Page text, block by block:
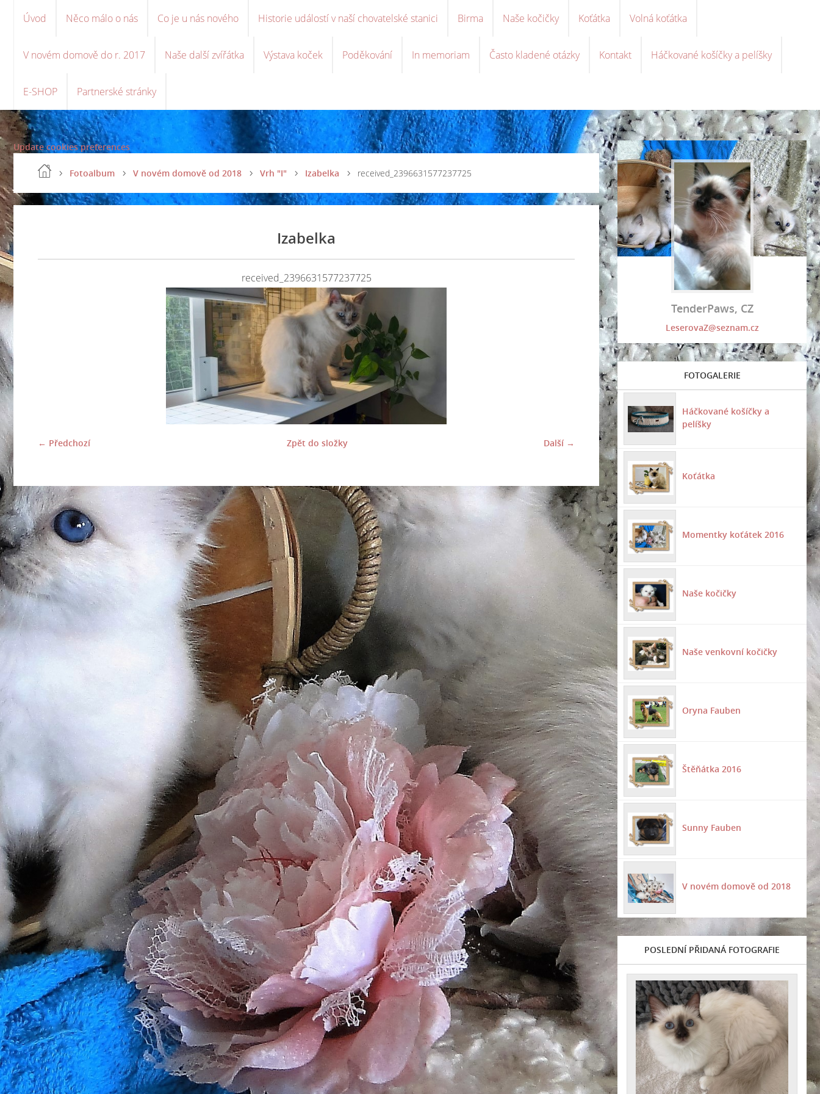
Úvod Něco málo o nás Co je u nás nového Historie událostí v naší chovatelské stanici Birma Naše kočičky Koťátka Volná koťátka
V novém domově do r. 2017 Naše další zvířátka Výstava koček Poděkování In memoriam Často kladené otázky Kontakt Háčkované košíčky a pelíšky
E-SHOP Partnerské stránky
Update cookies preferences
Fotoalbum V novém domově od 2018 Vrh "I" Izabelka received_2396631577237725
Izabelka
received_2396631577237725
← Předchozí Další →
Zpět do složky
TenderPaws, CZ
LeserovaZ@seznam.cz
FOTOGALERIE
Háčkované košíčky a
pelíšky
Koťátka
Momentky koťátek 2016
Naše kočičky
Naše venkovní kočičky
Oryna Fauben
Štěňátka 2016
Sunny Fauben
V novém domově od 2018
POSLEDNÍ PŘIDANÁ FOTOGRAFIE